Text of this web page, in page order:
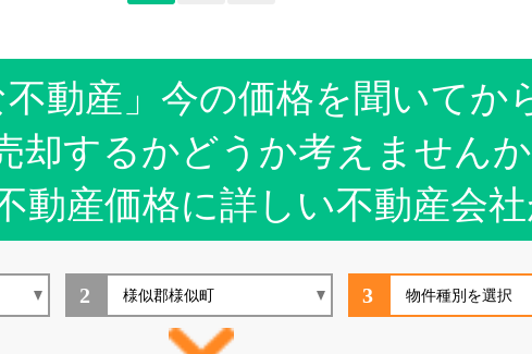
不動産」今の価格を聞いてか
却するかどうか考えませんか
動産価格に詳しい不動産会社
2 3